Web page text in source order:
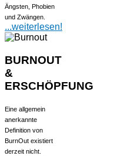
Ängsten, Phobien
und Zwängen.
...weiterlesen!
BURNOUT
&
ERSCHÖPFUNG
Eine allgemein
anerkannte
Definition von
BurnOut existiert
derzeit nicht.